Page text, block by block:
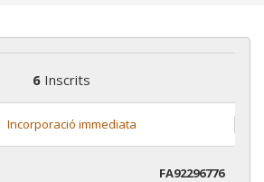
6 Inscrits
Incorporació immediata
FA92296776